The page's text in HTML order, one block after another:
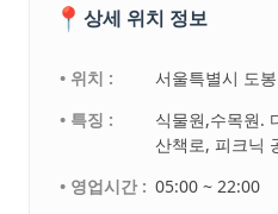
📍 상세 위치 정보
• 위치 : 서울특별시 도
• 특징 :
식물원,수목원.
산책로, 피크닉
• 영업시간 : 05:00 ~ 22:00